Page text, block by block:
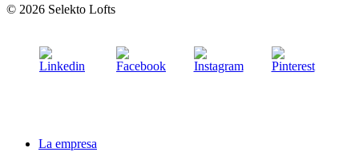
© 2026 Selekto Lofts
La empresa